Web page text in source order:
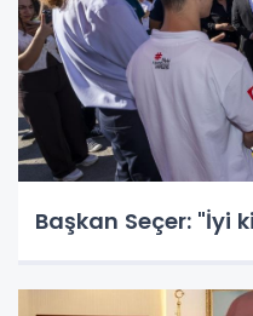
Başkan Seçer: "İyi